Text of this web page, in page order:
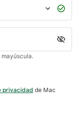
mayúscula.
privacidad de Mac